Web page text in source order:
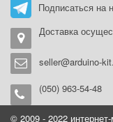
Подписаться на
Доставка
seller@arduino-
(050) 963-54-48
© 2009 - 2022